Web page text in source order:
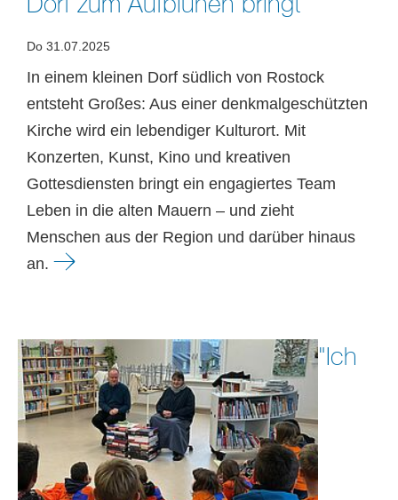
Do 31.07.2025
In einem kleinen Dorf südlich von Rostock
entsteht Großes: Aus einer denkmalgeschützten
Kirche wird ein lebendiger Kulturort. Mit
Konzerten, Kunst, Kino und kreativen
Gottesdiensten bringt ein engagiertes Team
Leben in die alten Mauern – und zieht
Menschen aus der Region und darüber hinaus
an.
"Ich